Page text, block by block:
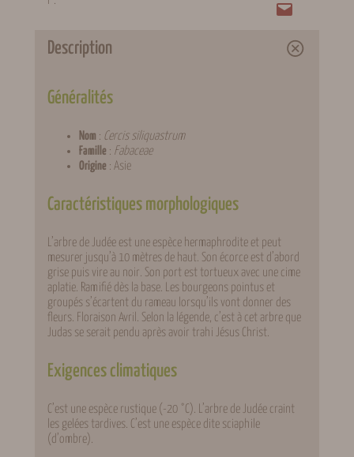
Description
Généralités
Nom : Cercis siliquastrum
Famille : Fabaceae
Origine : Asie
Caractéristiques morphologiques
L’arbre de Judée est une espèce hermaphrodite et peut
mesurer jusqu’à 10 mètres de haut. Son écorce est d’abord
grise puis vire au noir. Son port est tortueux avec une cime
aplatie. Ramifié dès la base. Les bourgeons pointus et
groupés s’écartent du rameau lorsqu’ils vont donner des
fleurs. Floraison Avril. Selon la légende, c’est à cet arbre que
Judas se serait pendu après avoir trahi Jésus Christ.
Exigences climatiques
C’est une espèce rustique (-20 °C). L’arbre de Judée craint
les gelées tardives. C’est une espèce dite sciaphile
(d’ombre).